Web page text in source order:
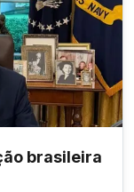
brasileira